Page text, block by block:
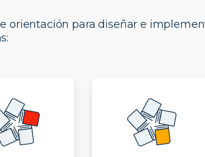
orientación para diseñar e